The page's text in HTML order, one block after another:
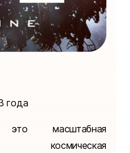
года
масштабная
космическая